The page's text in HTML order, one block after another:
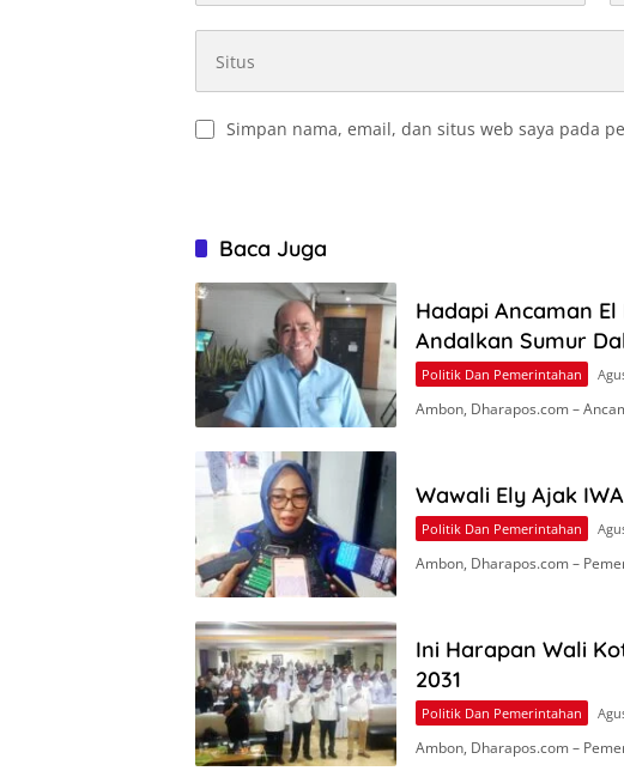
Simpan nama, email, dan situs web saya pada
Baca Juga
Hadapi Ancaman
Andalkan Sumur
Politik Dan Pemerintahan
Ambon, Dharapos.com –
Wawali Ely Ajak
Politik Dan Pemerintahan
Ambon, Dharapos.com –
Ini Harapan Wali
2031
Politik Dan Pemerintahan
Ambon, Dharapos.com –